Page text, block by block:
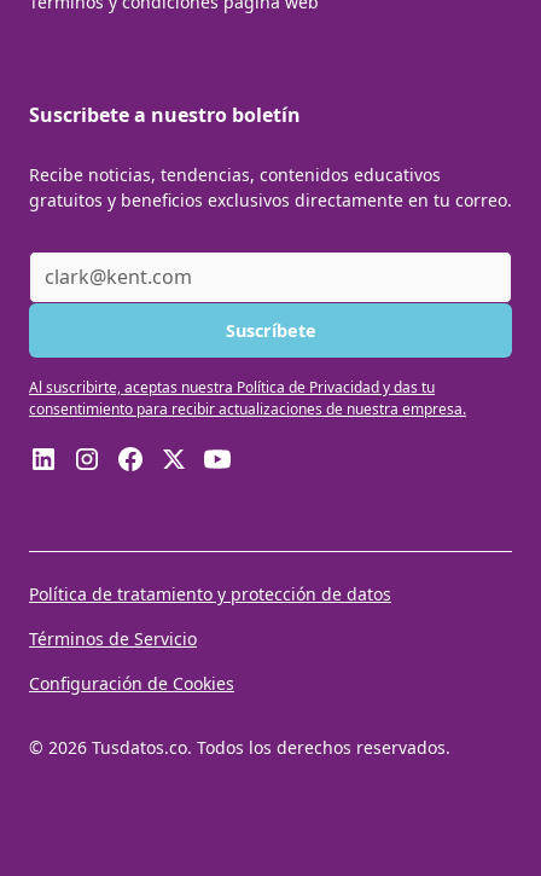
Suscribete a nuestro boletín
Recibe noticias, tendencias, contenidos educativos
gratuitos y beneficios exclusivos directamente en tu correo.
Al suscribirte, aceptas nuestra Política de Privacidad y das tu
consentimiento para recibir actualizaciones de nuestra empresa.
© 2026 Tusdatos.co. Todos los derechos reservados.
Política de tratamiento y protección de datos
Términos de Servicio
Configuración de Cookies